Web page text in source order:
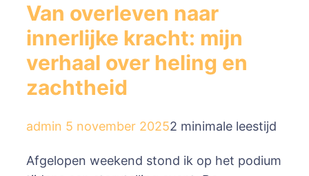
Van overleven naar
innerlijke kracht: mijn
verhaal over heling en
zachtheid
admin 5 november 20252 minimale leestijd
Afgelopen weekend stond ik op het podium